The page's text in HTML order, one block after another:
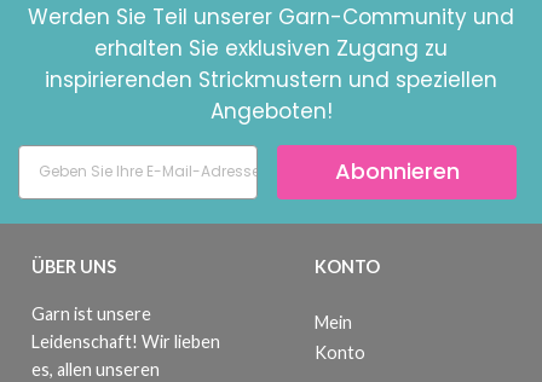
Werden Sie Teil unserer Garn-Community und
erhalten Sie exklusiven Zugang zu
inspirierenden Strickmustern und speziellen
Angeboten!
Abonnieren
ÜBER UNS
Garn ist unsere
Leidenschaft! Wir lieben
es, allen unseren
KONTO
Mein
Konto